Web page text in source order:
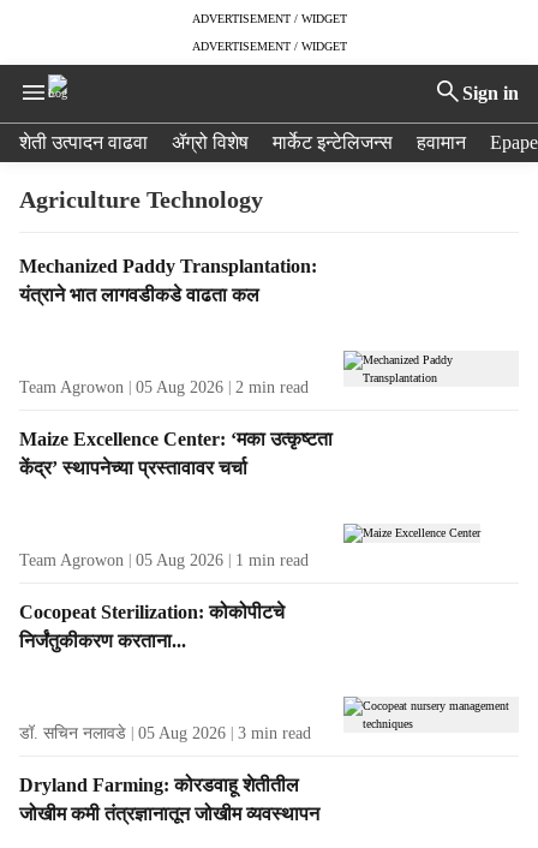
ADVERTISEMENT / WIDGET
ADVERTISEMENT / WIDGET
Sign in
e
शेती उत्पादन वाढवा ॲग्रो विशेष मार्केट इन्टेलिजन्स हवामान
Agriculture Technology
T
a
s
l
t
Mechanized Paddy Transplantation:
यंत्राने भात लागवडीकडे वाढता कल
Team Agrowon 05 Aug 2026 2 min read
Maize Excellence Center: ‘मका उत्कृष्टता
केंद्र’ स्थापनेच्या प्रस्तावावर चर्चा
Team Agrowon 05 Aug 2026 1 min read
Cocopeat Sterilization: कोकोपीटचे
निर्जंतुकीकरण करताना...
डॉ. सचिन नलावडे 05 Aug 2026 3 min read
Dryland Farming: कोरडवाहू शेतीतील
जोखीम कमी तंत्रज्ञानातून जोखीम व्यवस्थापन